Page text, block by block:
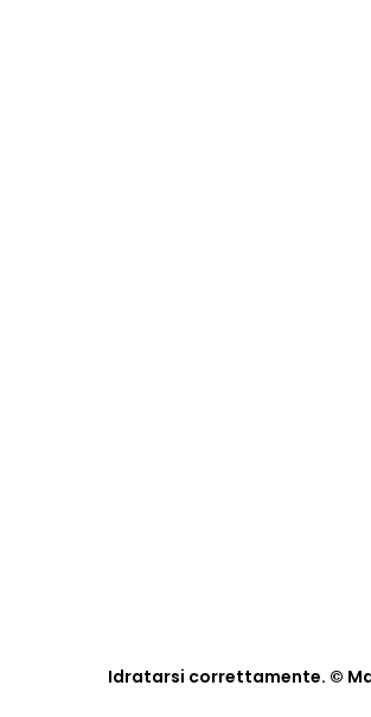
Idratarsi correttamente. ©